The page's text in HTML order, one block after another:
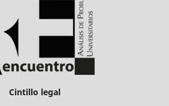
Cintillo legal